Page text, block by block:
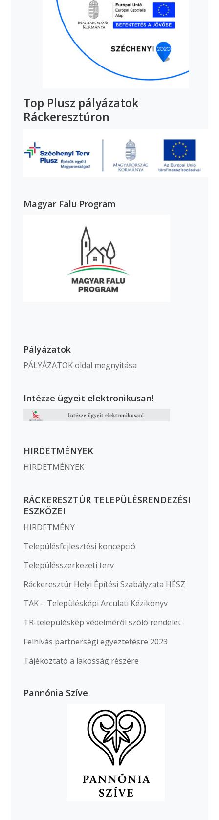
Top Plusz pályázatok
Ráckeresztúron
Magyar Falu Program
Pályázatok
PÁLYÁZATOK oldal megnyitása
Intézze ügyeit elektronikusan!
HIRDETMÉNYEK
HIRDETMÉNYEK
RÁCKERESZTÚR TELEPÜLÉSRENDEZÉSI
ESZKÖZEI
HIRDETMÉNY
Településfejlesztési koncepció
Településszerkezeti terv
Ráckeresztúr Helyi Építési Szabályzata HÉSZ
TAK – Településképi Arculati Kézikönyv
TR-településkép védelméről szóló rendelet
Felhívás partnerségi egyeztetésre 2023
Tájékoztató a lakosság részére
Pannónia Szíve